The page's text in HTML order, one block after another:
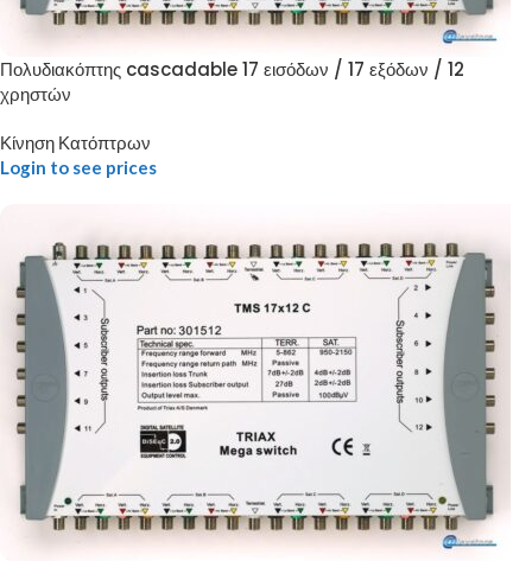
Πολυδιακόπτης cascadable 17 εισόδων / 17 εξόδων / 12
χρηστών
Κίνηση Κατόπτρων
Login to see prices